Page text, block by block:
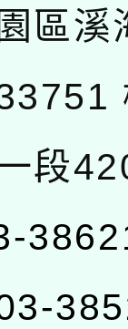
區溪
段